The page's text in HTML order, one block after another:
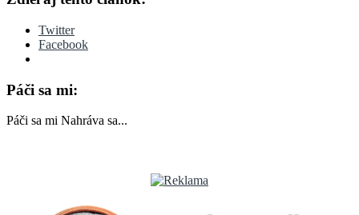
Twitter
Facebook
Páči sa mi:
Páči sa mi Nahráva sa...